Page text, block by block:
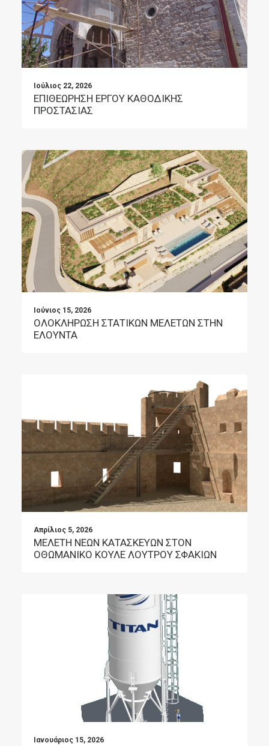
Ιούλιος 22, 2026
ΕΠΙΘΕΩΡΗΣΗ ΕΡΓΟΥ ΚΑΘΟΔΙΚΗΣ
ΠΡΟΣΤΑΣΙΑΣ
Ιούνιος 15, 2026
ΟΛΟΚΛΗΡΩΣΗ ΣΤΑΤΙΚΩΝ ΜΕΛΕΤΩΝ ΣΤΗΝ
ΕΛΟΥΝΤΑ
Απρίλιος 5, 2026
ΜΕΛΕΤΗ ΝΕΩΝ ΚΑΤΑΣΚΕΥΩΝ ΣΤΟΝ
ΟΘΩΜΑΝΙΚΟ ΚΟΥΛΕ ΛΟΥΤΡΟΥ ΣΦΑΚΙΩΝ
Ιανουάριος 15, 2026